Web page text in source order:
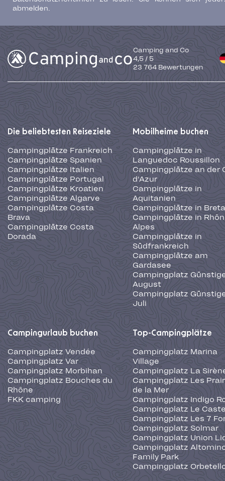
abmelden.
Camping and Co
4,5 / 5
23 764Bewertungen
Die beliebtesten Reiseziele
Campingplätze Frankreich
Campingplätze Spanien
Campingplätze Italien
Campingplätze Portugal
Campingplätze Kroatien
Campingplätze Algarve
Campingplätze Costa
Brava
Campingplätze Costa
Dorada
Mobilheime buchen
Campingplätze in
Languedoc Roussillon
Campingplätze an der
d'Azur
Campingplätze in
Aquitanien
Campingplätze in
Campingplätze in
Alpes
Campingplätze in
Südfrankreich
Campingplätze am
Gardasee
Campingplatz
August
Campingplatz
Juli
Campingurlaub buchen
Campingplatz Vendée
Campingplatz Var
Campingplatz Morbihan
Campingplatz Bouches du
Rhône
FKK camping
Top-Campingplätze
Campingplatz Marina
Village
Campingplatz La
Campingplatz Les
de la Mer
Campingplatz Indigo
Campingplatz Le
Campingplatz Les 7
Campingplatz Solmar
Campingplatz Union
Campingplatz
Family Park
Campingplatz